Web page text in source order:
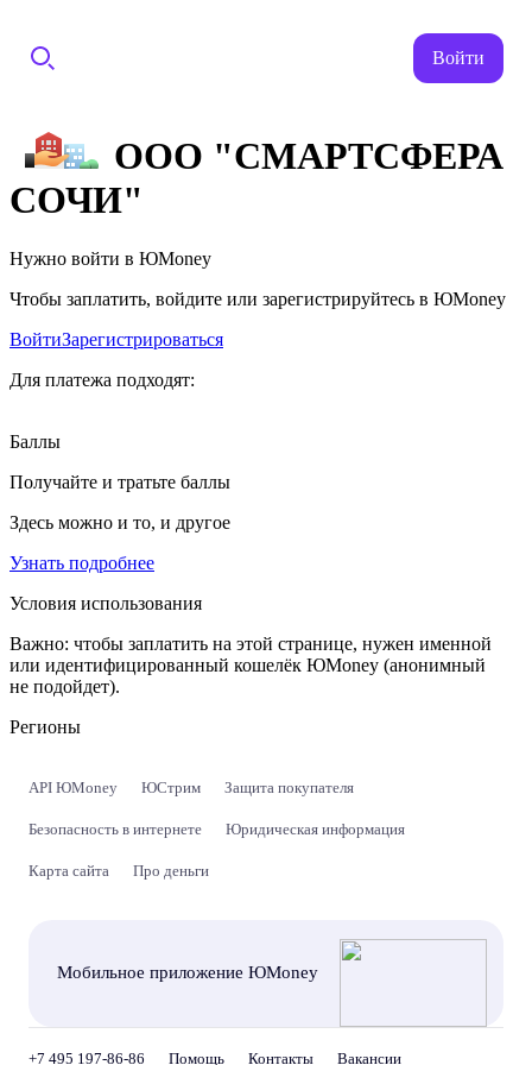
Войти
ООО "СМАРТСФЕРА
СОЧИ"
Нужно войти в ЮMoney
Чтобы заплатить, войдите или зарегистрируйтесь в ЮMoney
ВойтиЗарегистрироваться
Для платежа подходят:
Баллы
Получайте и тратьте баллы
Здесь можно и то, и другое
Узнать подробнее
Условия использования
Важно: чтобы заплатить на этой странице, нужен именной
или идентифицированный кошелёк ЮMoney (анонимный
не подойдет).
Регионы
API ЮMoney ЮСтрим Защита покупателя
Безопасность в интернете Юридическая информация
Карта сайта Про деньги
Мобильное приложение ЮMoney
+7 495 197-86-86 Помощь Контакты Вакансии